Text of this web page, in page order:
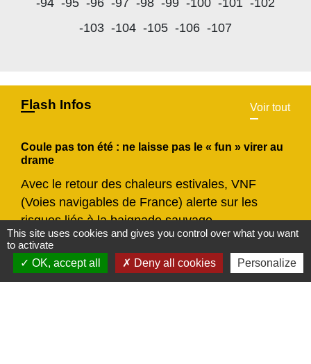
-94 -95 -96 -97 -98 -99 -100 -101 -102
-103 -104 -105 -106 -107
Flash Infos Voir tout
Coule pas ton été : ne laisse pas le « fun » virer au
drame
Avec le retour des chaleurs estivales, VNF
(Voies navigables de France) alerte sur les
risques liés à la baignade sauvage.
chevron_left Previous
chevron_rightNext
This site uses cookies and gives you control over what you want
to activate
OK, accept all
Deny all cookies Personalize